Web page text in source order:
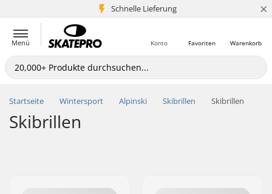
Schnelle Lieferung
5+ Mio. Kunden ×
Menü Warenkorb
Favoriten
Konto
Startseite Wintersport Alpinski Skibrillen Skibrillen
Skibrillen